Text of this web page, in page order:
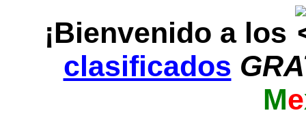
¡Bienvenido a los
clasificados
Me